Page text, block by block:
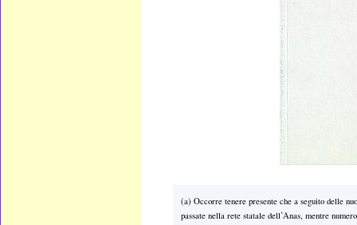
(a) Occorre tenere presente che a seguito delle
passate nella rete statale dell’Anas, mentre